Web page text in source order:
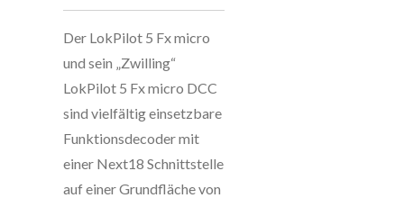
Der LokPilot 5 Fx micro
und sein „Zwilling“
LokPilot 5 Fx micro DCC
sind vielfältig einsetzbare
Funktionsdecoder mit
einer Next18 Schnittstelle
auf einer Grundfläche von